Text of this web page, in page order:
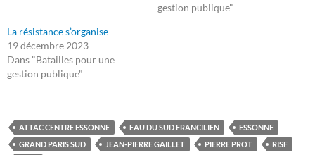
gestion publique"
La résistance s’organise
19 décembre 2023
Dans "Batailles pour une
gestion publique"
ATTAC CENTRE ESSONNE EAU DU SUD FRANCILIEN
ESSONNE
GRAND PARIS SUD
JEAN-PIERRE GAILLET PIERRE PROT
RISF